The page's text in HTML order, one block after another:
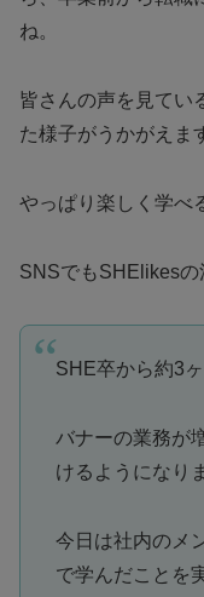
ね。
皆さんの声を見てい
た様子がうかがえま
やっぱり楽しく学べ
SNSでもSHElikesの
SHE卒から約3
バナーの業務が
けるようになり
今日は社内のメ
で学んだことを